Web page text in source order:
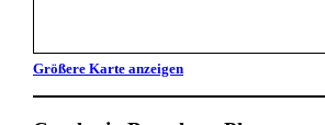
Größere Karte anzeigen